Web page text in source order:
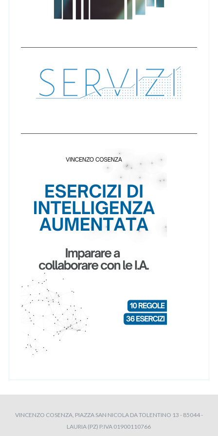
VINCENZO COSENZA, PIAZZA SAN NICOLA DA TOLENTINO 13 - 85044 -
LAURIA (PZ) P.IVA 01900110766